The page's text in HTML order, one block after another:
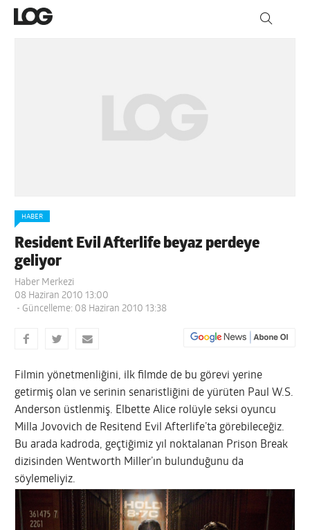
HABER
Resident Evil Afterlife beyaz perdeye
geliyor
Haber Merkezi
08 Haziran 2010 13:00
- Güncelleme: 08 Haziran 2010 13:38
Filmin yönetmenliğini, ilk filmde de bu görevi yerine
getirmiş olan ve serinin senaristliğini de yürüten Paul W.S.
Anderson üstlenmiş. Elbette Alice rolüyle seksi oyuncu
Milla Jovovich de Resitend Evil Afterlife’ta görebileceğiz.
Bu arada kadroda, geçtiğimiz yıl noktalanan Prison Break
dizisinden Wentworth Miller’ın bulunduğunu da
söylemeliyiz.